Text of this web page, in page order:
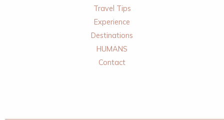
Travel Tips
Experience
Destinations
HUMANS
Contact